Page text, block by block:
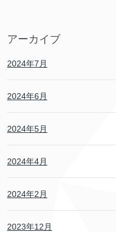
アーカイブ
2024年7月
2024年6月
2024年5月
2024年4月
2024年2月
2023年12月